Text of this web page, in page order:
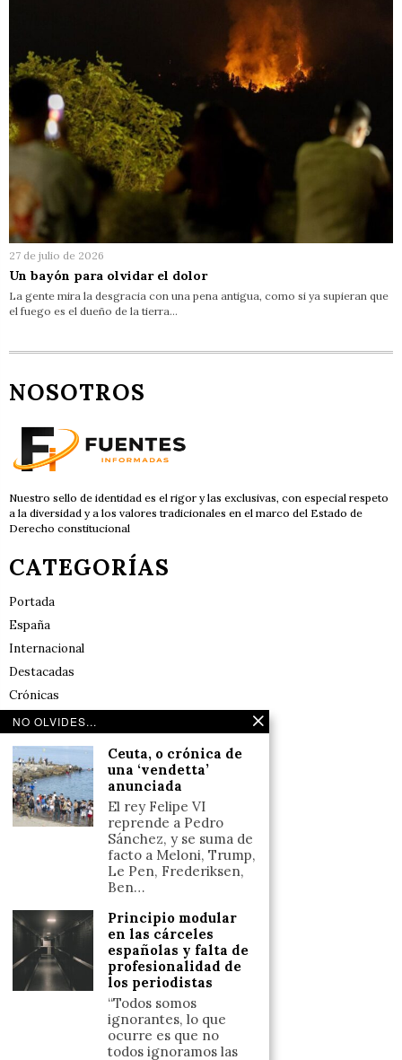
27 de julio de 2026
Un bayón para olvidar el dolor
La gente mira la desgracia con una pena antigua, como si ya supieran que
el fuego es el dueño de la tierra…
NOSOTROS
Nuestro sello de identidad es el rigor y las exclusivas, con especial respeto
a la diversidad y a los valores tradicionales en el marco del Estado de
Derecho constitucional
CATEGORÍAS
Portada
España
Internacional
Destacadas
Crónicas
Noticias de deportes en España
Reflexiones
LINKS
Política de cookies (UE)
Llámanos
+34633110958
NO OLVIDES...
Ceuta, o crónica de
una ‘vendetta’
anunciada
El rey Felipe VI
reprende a Pedro
Sánchez, y se suma de
facto a Meloni, Trump,
Le Pen, Frederiksen,
Ben…
Principio modular
en las cárceles
españolas y falta de
profesionalidad de
los periodistas
“Todos somos
ignorantes, lo que
ocurre es que no
todos ignoramos las